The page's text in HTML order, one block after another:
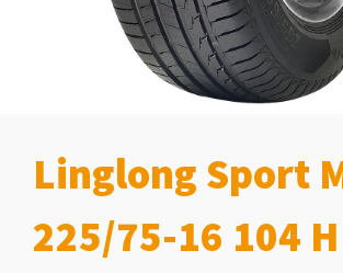
Linglong Sport
225/75-16 104 H